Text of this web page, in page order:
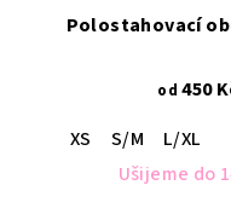
Polostahovací
od 450
XS
S/M
L/XL
Ušijeme do